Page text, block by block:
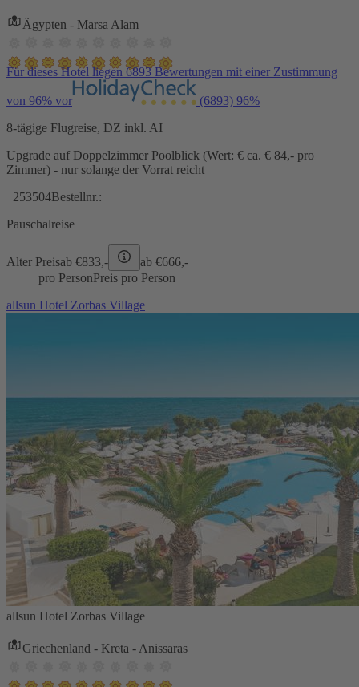
Ägypten - Marsa Alam
Für dieses Hotel liegen 6893 Bewertungen mit einer Zustimmung
von 96% vor (6893) 96%
8-tägige Flugreise, DZ inkl. AI
Upgrade auf Doppelzimmer Poolblick (Wert: € ca. € 84,- pro
Zimmer) - nur solange der Vorrat reicht
253504Bestellnr.:
Pauschalreise
Alter Preisab €833,- ab €666,-
pro PersonPreis pro Person
allsun Hotel Zorbas Village
allsun Hotel Zorbas Village
Griechenland - Kreta - Anissaras